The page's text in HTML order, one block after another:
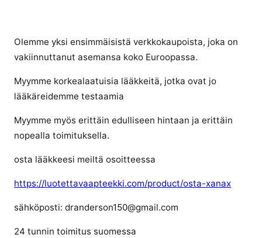
k
e
i
o
O
Y
Olemme yksi ensimmäisistä verkkokaupoista, joka on
vakiinnuttanut asemansa koko Euroopassa.
Myymme korkealaatuisia lääkkeitä, jotka ovat jo
lääkäreidemme testaamia
Myymme myös erittäin edulliseen hintaan ja erittäin
nopealla toimituksella.
osta lääkkeesi meiltä osoitteessa
https://luotettavaapteekki.com/product/osta-xanax
sähköposti: dranderson150@gmail.com
24 tunnin toimitus suomessa